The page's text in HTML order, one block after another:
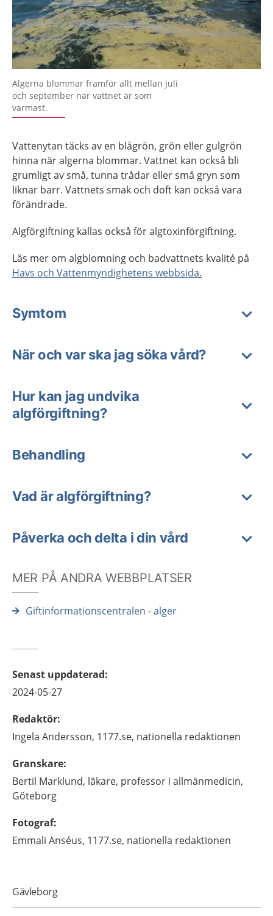
Algerna blommar framför allt mellan juli
och september när vattnet är som
varmast.
Vattenytan täcks av en blågrön, grön eller gulgrön
hinna när algerna blommar. Vattnet kan också bli
grumligt av små, tunna trådar eller små gryn som
liknar barr. Vattnets smak och doft kan också vara
förändrade.
Algförgiftning kallas också för algtoxinförgiftning.
Läs mer om algblomning och badvattnets kvalité på
Havs och Vattenmyndighetens webbsida.
Symtom
När och var ska jag söka vård?
Hur kan jag undvika
algförgiftning?
Behandling
Vad är algförgiftning?
Påverka och delta i din vård
MER PÅ ANDRA WEBBPLATSER
Giftinformationscentralen - alger
Senast uppdaterad:
2024-05-27
Redaktör:
Ingela Andersson, 1177.se, nationella redaktionen
Granskare:
Bertil Marklund, läkare, professor i allmänmedicin,
Göteborg
Fotograf:
Emmali Anséus, 1177.se, nationella redaktionen
Gävleborg